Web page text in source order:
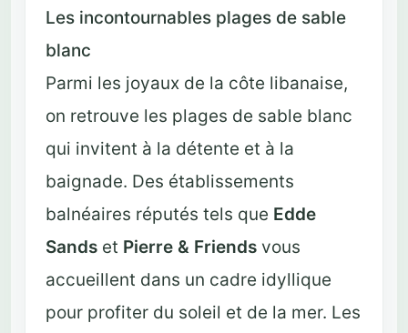
Les incontournables plages de sable
blanc
Parmi les joyaux de la côte libanaise,
on retrouve les plages de sable blanc
qui invitent à la détente et à la
baignade. Des établissements
balnéaires réputés tels que Edde
Sandset Pierre & Friendsvous
accueillent dans un cadre idyllique
pour profiter du soleil et de la mer. Les